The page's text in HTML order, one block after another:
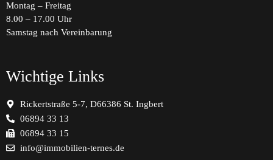
Montag – Freitag
8.00 – 17.00 Uhr
Samstag nach Vereinbarung
Wichtige Links
Rickertstraße 5-7, D66386 St. Ingbert
06894 33 13
06894 33 15
info@immobilien-ternes.de